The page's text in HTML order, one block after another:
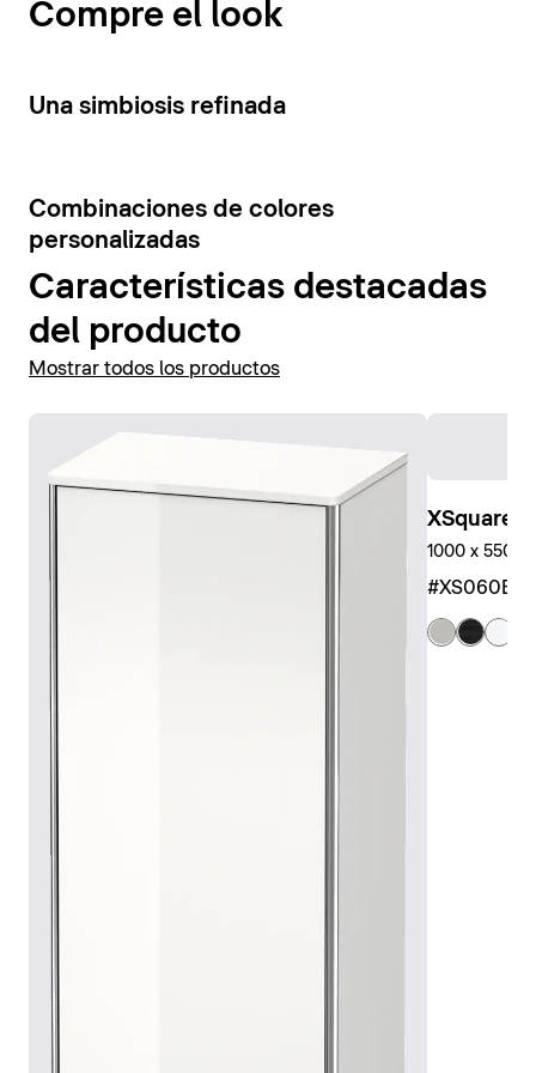
Mostrar muebles bajo lavabo
especialmente eficaz en la zona del lavabo.
Mostrar espejo
Compre el look
3
Una simbiosis refinada
4
Combinaciones de colores
personalizadas
Características destacadas
del producto
Mostrar todos los productos
XSquare
1000 x 550 x